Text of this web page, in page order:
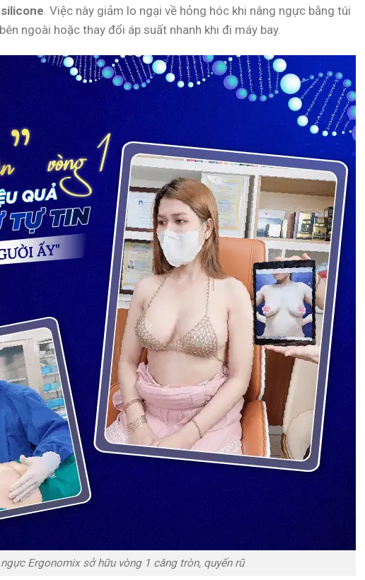
. Việc này giảm lo ngại về hỏng hóc khi nâng ngực bằng túi
ngoài hoặc thay đổi áp suất nhanh khi đi máy bay.
Ergonomix sở hữu vòng 1 căng tròn, quyến rũ